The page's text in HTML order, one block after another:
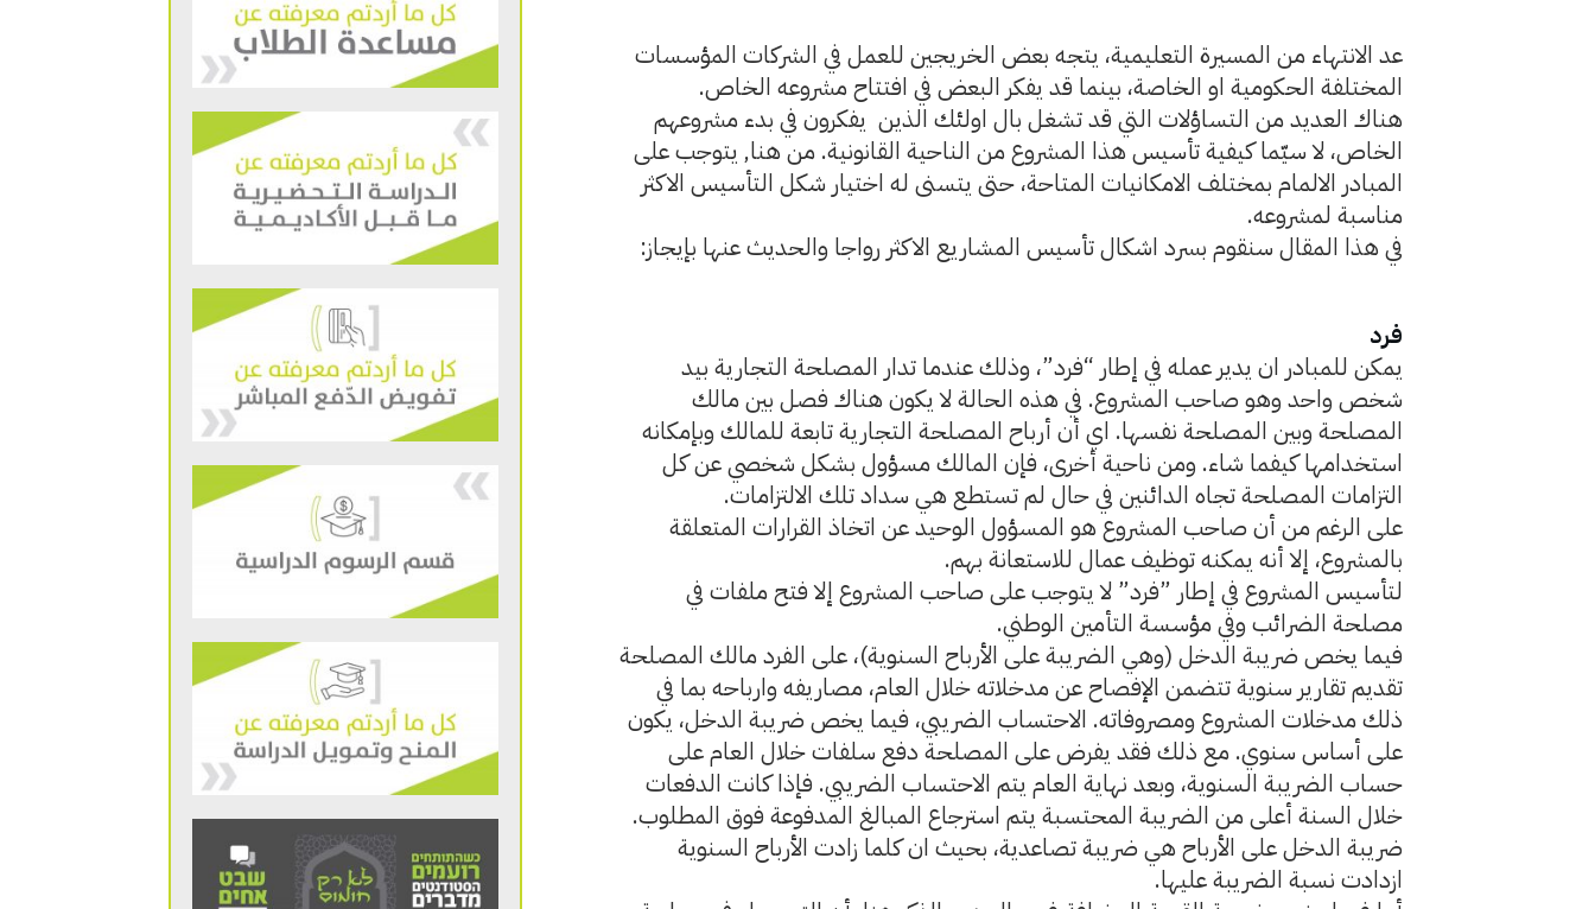
عد الانتهاء من المسيرة التعليمية، يتجه بعض الخريجين للعمل في الشركات المؤسسات
المختلفة الحكومية او الخاصة، بينما قد يفكر البعض في افتتاح مشروعه الخاص.
هناك العديد من التساؤلات التي قد تشغل بال اولئك الذين يفكرون في بدء مشروعهم
الخاص، لا سيّما كيفية تأسيس هذا المشروع من الناحية القانونية. من هنا, يتوجب على
المبادر الالمام بمختلف الامكانيات المتاحة، حتى يتسنى له اختيار شكل التأسيس الاكثر
مناسبة لمشروعه.
في هذا المقال سنقوم بسرد اشكال تأسيس المشاريع الاكثر رواجا والحديث عنها بإيجاز:
فرد
يمكن للمبادر ان يدير عمله في إطار “فرد”، وذلك عندما تدار المصلحة التجارية بيد
شخص واحد وهو صاحب المشروع. في هذه الحالة لا يكون هناك فصل بين مالك
المصلحة وبين المصلحة نفسها. اي أن أرباح المصلحة التجارية تابعة للمالك وبإمكانه
استخدامها كيفما شاء. ومن ناحية أخرى، فإن المالك مسؤول بشكل شخصي عن كل
التزامات المصلحة تجاه الدائنين في حال لم تستطع هي سداد تلك الالتزامات.
على الرغم من أن صاحب المشروع هو المسؤول الوحيد عن اتخاذ القرارات المتعلقة
بالمشروع، إلا أنه يمكنه توظيف عمال للاستعانة بهم.
لتأسيس المشروع في إطار ”فرد” لا يتوجب على صاحب المشروع إلا فتح ملفات في
مصلحة الضرائب وفي مؤسسة التأمين الوطني.
فيما يخص ضريبة الدخل (وهي الضريبة على الأرباح السنوية)، على الفرد مالك المصلحة
تقديم تقارير سنوية تتضمن الإفصاح عن مدخلاته خلال العام، مصاريفه وارباحه بما في
ذلك مدخلات المشروع ومصروفاته. الاحتساب الضريبي، فيما يخص ضريبة الدخل، يكون
على أساس سنوي. مع ذلك فقد يفرض على المصلحة دفع سلفات خلال العام على
حساب الضريبة السنوية، وبعد نهاية العام يتم الاحتساب الضريبي. فإذا كانت الدفعات
خلال السنة أعلى من الضريبة المحتسبة يتم استرجاع المبالغ المدفوعة فوق المطلوب.
ضريبة الدخل على الأرباح هي ضريبة تصاعدية، بحيث ان كلما زادت الأرباح السنوية
ازدادت نسبة الضريبة عليها.